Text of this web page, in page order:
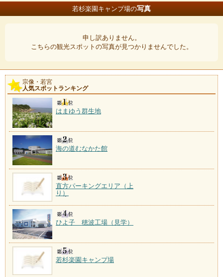
若杉楽園キャンプ場の写真
申し訳ありません。
こちらの観光スポットの写真が見つかりませんでした。
宗像・若宮
人気スポットランキング
はまゆう群生地
海の道むなかた館
直方パーキングエリア（上
り）
ひよ子 穂波工場（見学）
若杉楽園キャンプ場